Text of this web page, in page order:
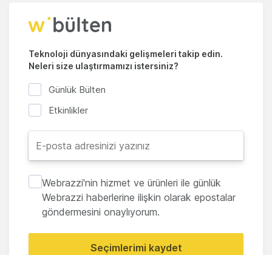
Teknoloji dünyasındaki gelişmeleri takip edin.
Neleri size ulaştırmamızı istersiniz?
Günlük Bülten
Etkinlikler
Webrazzi'nin hizmet ve ürünleri ile günlük
Webrazzi haberlerine ilişkin olarak epostalar
göndermesini onaylıyorum.
Seçimlerimi kaydet